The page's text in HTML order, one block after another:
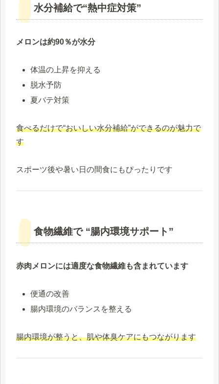
水分補給で“熱中症対策”
メロンは約90％が水分
体温の上昇を抑える
脱水予防
夏バテ対策
食べるだけで“おいしい水分補給”ができるのが魅力で
す
スポーツ後や暑い日の間食にもぴったりです
食物繊維で “腸内環境サポート”
赤肉メロンには適度な食物繊維も含まれています
便通の改善
腸内環境のバランスを整える
腸内環境が整うと、肌や体臭ケアにもつながります